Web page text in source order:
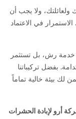
ولا يجب أن
في الاعتماد
خدمة رش، بل تستثمر
بفضل تركيباتنا
لك بيئة خالية تماماً
أرو لإبادة الحشرات